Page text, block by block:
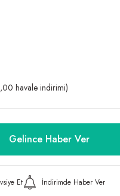
havale indirimi)
Gelince Haber Ver
Et İndirimde Haber Ver